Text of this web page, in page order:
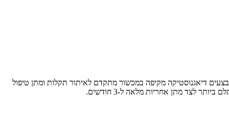
אנו מבצעים דיאגנוסטיקה מקיפה במכשור מתקדם לאיתור תקלות ומתן טיפול
לצד מתן אחריות מלאה ל-3 חודשים.